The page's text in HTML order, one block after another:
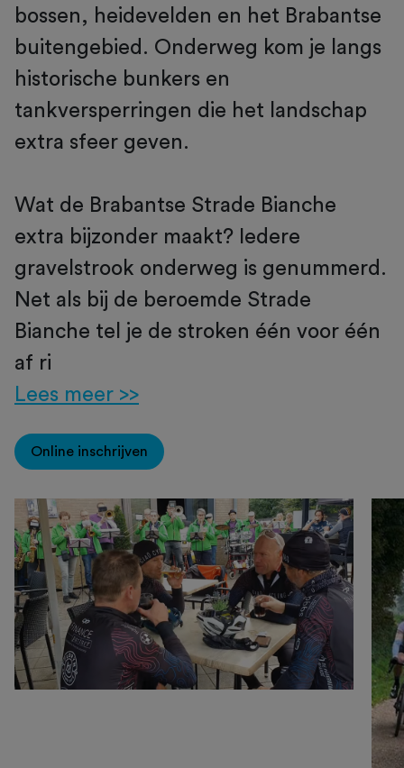
bossen, heidevelden en het Brabantse
buitengebied. Onderweg kom je langs
historische bunkers en
tankversperringen die het landschap
extra sfeer geven.
Wat de Brabantse Strade Bianche
extra bijzonder maakt? Iedere
gravelstrook onderweg is genummerd.
Net als bij de beroemde Strade
Bianche tel je de stroken één voor één
af ri
Lees meer >>
Online inschrijven